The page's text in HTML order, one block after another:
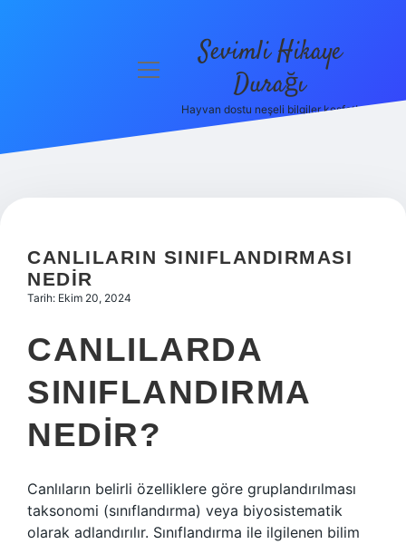
Hakkımızda
menüyü
Sevimli Hikaye
Durağı
Hayvan dostu neşeli bilgiler keşfet!
CANLILARIN SINIFLANDIRMASI
NEDIR
Tarih: Ekim 20, 2024
CANLILARDA
SINIFLANDIRMA
NEDIR?
Canlıların belirli özelliklere göre gruplandırılması
taksonomi (sınıflandırma) veya biyosistematik
olarak adlandırılır. Sınıflandırma ile ilgilenen bilim